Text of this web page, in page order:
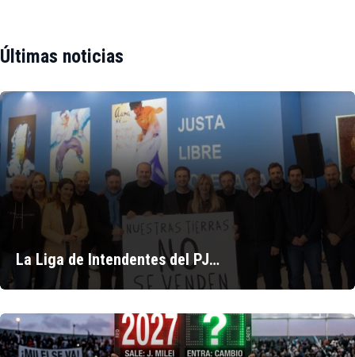
Últimas noticias
La Liga de Intendentes del PJ…